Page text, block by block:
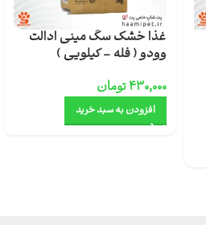
غذا خشک سگ مینی ادالت
وودو ( فله – کیلویی )
۴۳۰,۰۰۰تومان
افزودن به سبد خرید